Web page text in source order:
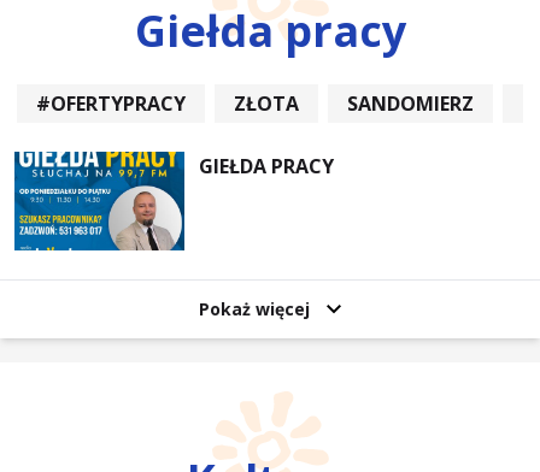
Giełda pracy
#OFERTYPRACY ZŁOTA SANDOMIERZ
GIEŁDA PRACY
Pokaż więcej